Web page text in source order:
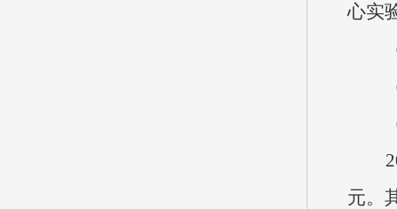
心实
（
（
（
元。